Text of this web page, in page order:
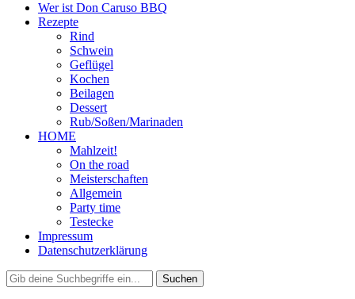
Wer ist Don Caruso BBQ
Rezepte
Rind
Schwein
Geflügel
Kochen
Beilagen
Dessert
Rub/Soßen/Marinaden
HOME
Mahlzeit!
On the road
Meisterschaften
Allgemein
Party time
Testecke
Impressum
Datenschutzerklärung